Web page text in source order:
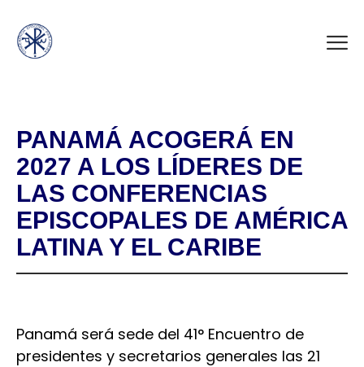
PANAMÁ ACOGERÁ EN
2027 A LOS LÍDERES DE
LAS CONFERENCIAS
EPISCOPALES DE AMÉRICA
LATINA Y EL CARIBE
Panamá será sede del 41° Encuentro de
presidentes y secretarios generales las 21